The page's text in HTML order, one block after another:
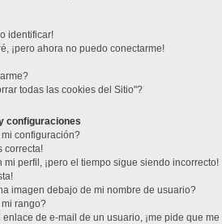
identificar!
¡pero ahora no puedo conectarme!
todas las cookies del Sitio"?
configuraciones
configuración?
correcta!
perfil, ¡pero el tiempo sigue siendo incorrecto!
imagen debajo de mi nombre de usuario?
rango?
de e-mail de un usuario, ¡me pide que me